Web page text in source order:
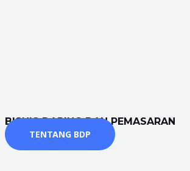
BISNIS DARING DAN PEMASARAN
TENTANG BDP